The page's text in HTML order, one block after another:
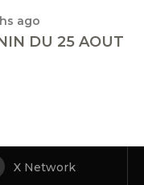
ago
DU 25 AOUT
X Network